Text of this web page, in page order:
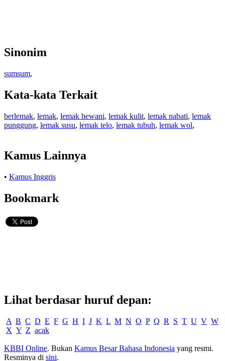
Sinonim
sumsum,
Kata-kata Terkait
berlemak, lemak, lemak hewani, lemak kulit, lemak nabati, lemak
punggung, lemak susu, lemak telo, lemak tubuh, lemak wol,
Kamus Lainnya
• Kamus Inggris
Bookmark
Lihat berdasar huruf depan:
A B C D E F G H I J K L M N O P Q R S T U V W
X Y Z acak
KBBI Online. Bukan Kamus Besar Bahasa Indonesia yang resmi.
Resminya di sini.